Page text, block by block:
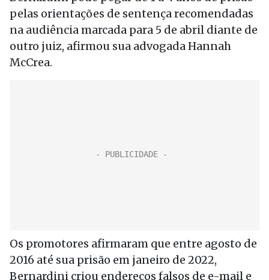
pelas orientações de sentença recomendadas
na audiência marcada para 5 de abril diante de
outro juiz, afirmou sua advogada Hannah
McCrea.
Os promotores afirmaram que entre agosto de
2016 até sua prisão em janeiro de 2022,
Bernardini criou endereços falsos de e-mail e